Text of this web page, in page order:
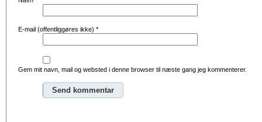
E-mail (offentliggøres ikke) *
Gem mit navn, mail og websted i denne browser til næste gang jeg kommenterer.